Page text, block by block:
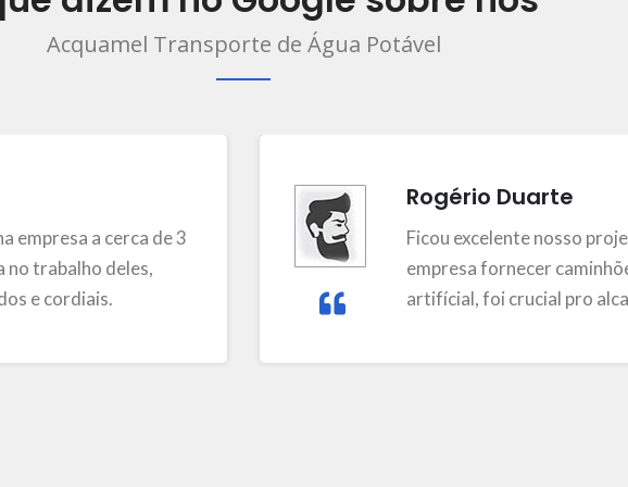
Acquamel Transporte de Água Potável
empresa a cerca de 3
no trabalho deles,
e cordiais.
Rogério Duarte
Ficou excelente nosso
empresa fornecer
artifícial, foi crucial pro